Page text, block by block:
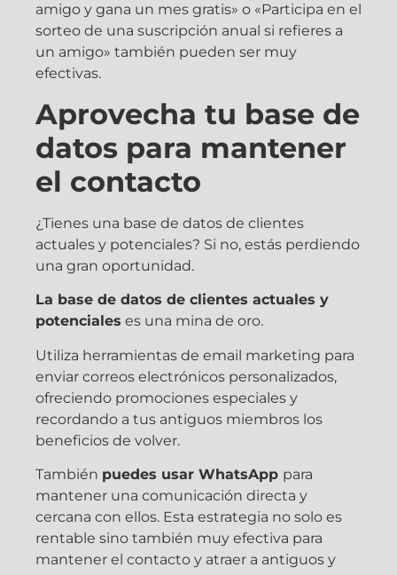
amigo y gana un mes gratis» o «Participa en el
sorteo de una suscripción anual si refieres a
un amigo» también pueden ser muy
efectivas.
Aprovecha tu base de
datos para mantener
el contacto
¿Tienes una base de datos de clientes
actuales y potenciales? Si no, estás perdiendo
una gran oportunidad.
La base de datos de clientes actuales y
potenciales es una mina de oro.
Utiliza herramientas de email marketing para
enviar correos electrónicos personalizados,
ofreciendo promociones especiales y
recordando a tus antiguos miembros los
beneficios de volver.
También puedes usar WhatsApp para
mantener una comunicación directa y
cercana con ellos. Esta estrategia no solo es
rentable sino también muy efectiva para
mantener el contacto y atraer a antiguos y